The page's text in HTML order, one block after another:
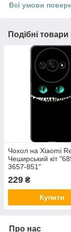
Всі умови
Подібні товари
Чохол на Xiaomi
Чеширський кіт
3657-851"
229 ₴
Купити
Про нас